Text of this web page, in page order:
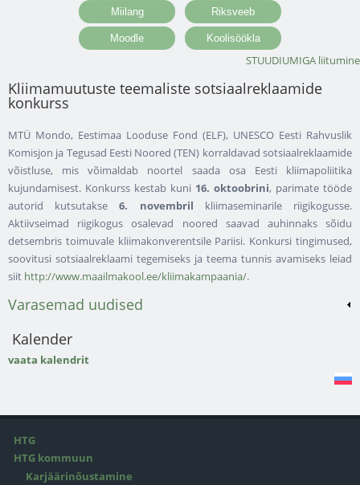
STUUDIUMIGA liitumine
Kliimamuutuste teemaliste sotsiaalreklaamide
konkurss
MTÜ Mondo, Eestimaa Looduse Fond (ELF), UNESCO Eesti Rahvuslik
Komisjon ja Tegusad Eesti Noored (TEN) korraldavad sotsiaalreklaamide
võistluse, mis võimaldab noortel saada osa Eesti kliimapoliitika
kujundamisest. Konkurss kestab kuni 16. oktoobrini, parimate tööde
autorid kutsutakse6. novembril kliimaseminarile riigikogusse.
Aktiivseimad riigikogus osalevad noored saavad auhinnaks sõidu
detsembris toimuvale kliimakonverentsile Pariisi. Konkursi tingimused,
soovitusi sotsiaalreklaami tegemiseks ja teema tunnis avamiseks leiad
siit http://www.maailmakool.ee/kliimakampaania/.
Varasemad uudised
Kalender
vaata kalendrit
HTG
HTG kommuun
Karjäärinõustamine